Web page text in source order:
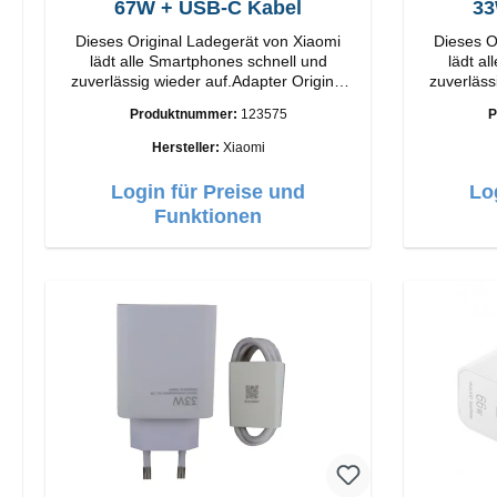
67W + USB-C Kabel
Dieses Original Ladegerät von Xiaomi
lädt alle Smartphones schnell und
zuverlässig wieder auf.Adapter Original
Anschlüsse: USB-A Output: 67W Farbe:
Produktnummer: 123575
Hersteller: Xiaomi
Login für Preise und
Funktionen
Dieses
lädt
Anschlüsse: